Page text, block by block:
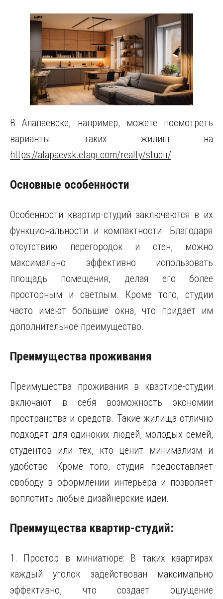
В Алапаевске, например, можете посмотреть
варианты таких жилищ на
https://alapaevsk.etagi.com/realty/studii/
Основные особенности
Особенности квартир-студий заключаются в их
функциональности и компактности. Благодаря
отсутствию перегородок и стен, можно
максимально эффективно использовать
площадь помещения, делая его более
просторным и светлым. Кроме того, студии
часто имеют большие окна, что придает им
дополнительное преимущество.
Преимущества проживания
Преимущества проживания в квартире-студии
включают в себя возможность экономии
пространства и средств. Такие жилища отлично
подходят для одиноких людей, молодых семей,
студентов или тех, кто ценит минимализм и
удобство. Кроме того, студия предоставляет
свободу в оформлении интерьера и позволяет
воплотить любые дизайнерские идеи.
Преимущества квартир-студий:
1. Простор в миниатюре: В таких квартирах
каждый уголок задействован максимально
эффективно, что создает ощущение